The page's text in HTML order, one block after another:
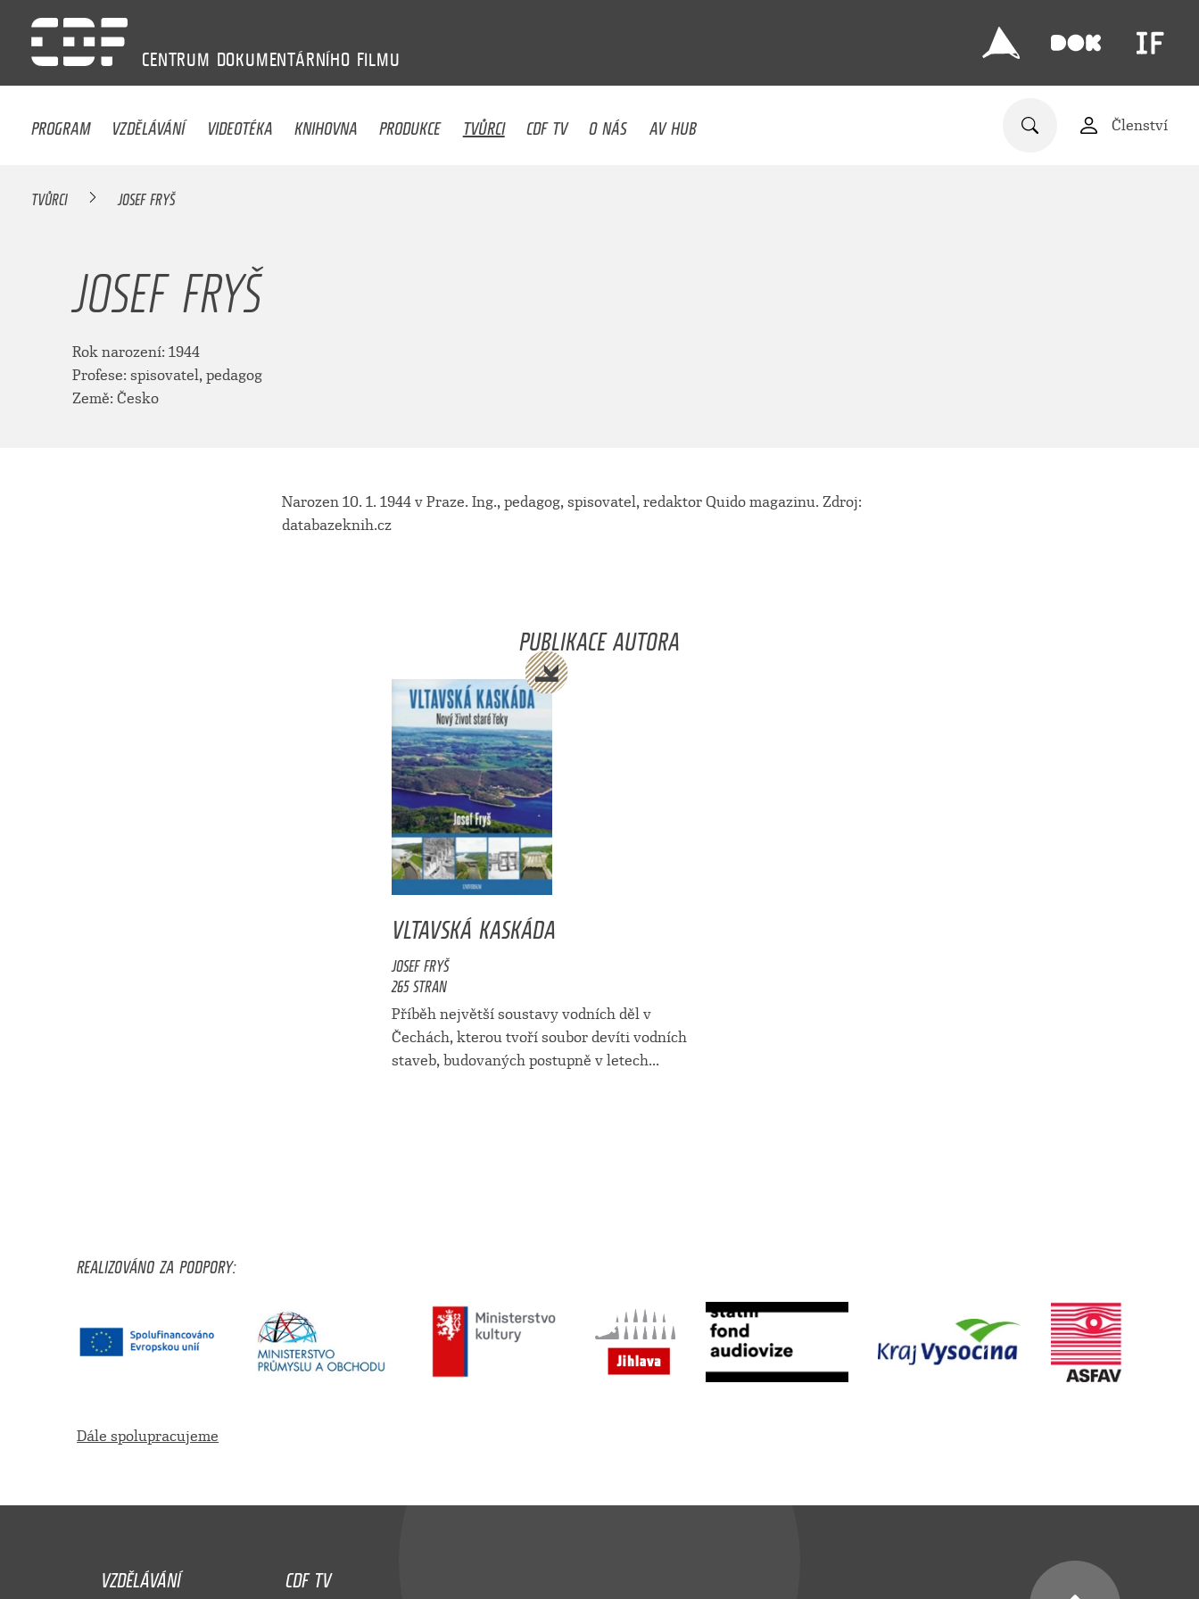
CENTRUM DOKUMENTÁRNÍHO FILMU
PROGRAM VZDĚLÁVÁNÍ VIDEOTÉKA KNIHOVNA PRODUKCE TVŮRCI CDF TV O NÁS AV HUB Členství
TVŮRCI JOSEF FRYŠ
JOSEF FRYŠ
Rok narození: 1944
Profese: spisovatel, pedagog
Země: Česko
Narozen 10. 1. 1944 v Praze. Ing., pedagog, spisovatel, redaktor Quido magazinu. Zdroj:
databazeknih.cz
PUBLIKACE AUTORA
VLTAVSKÁ KASKÁDA
JOSEF FRYŠ
265 STRAN
Příběh největší soustavy vodních děl v
Čechách, kterou tvoří soubor devíti vodních
staveb, budovaných postupně v letech...
REALIZOVÁNO ZA PODPORY:
Dále spolupracujeme
VZDĚLÁVÁNÍ CDF TV